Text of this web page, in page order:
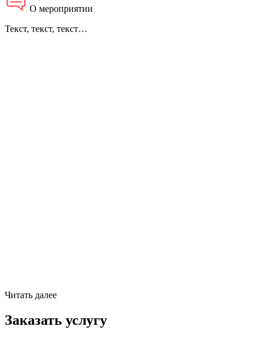
О мероприятии
Текст, текст, текст…
Читать далее
Заказать услугу